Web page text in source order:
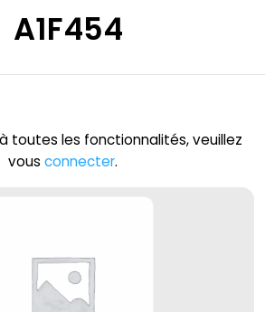
A1F454
toutes les fonctionnalités, veuillez
vous connecter.